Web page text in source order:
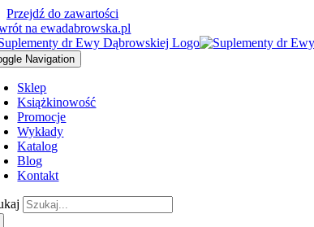
Przejdź do zawartości
na ewadabrowska.pl
Navigation
Sklep
Książkinowość
Promocje
Wykłady
Katalog
Blog
Kontakt